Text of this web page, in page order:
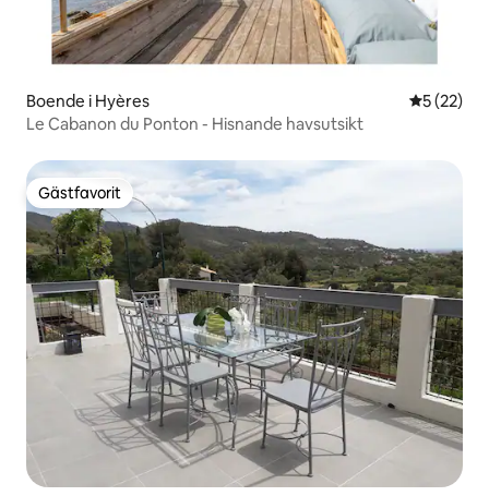
Boende i Hyères 5 av 5 i
5 (22)
Le Cabanon du Ponton - Hisnande havsutsikt
Gästfavorit
Gästfavorit